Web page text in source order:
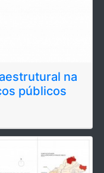
na
públicos